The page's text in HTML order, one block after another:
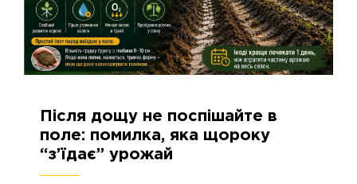
376 25.05.2026
Після дощу не поспішайте в
поле: помилка, яка щороку
“з’їдає” урожай